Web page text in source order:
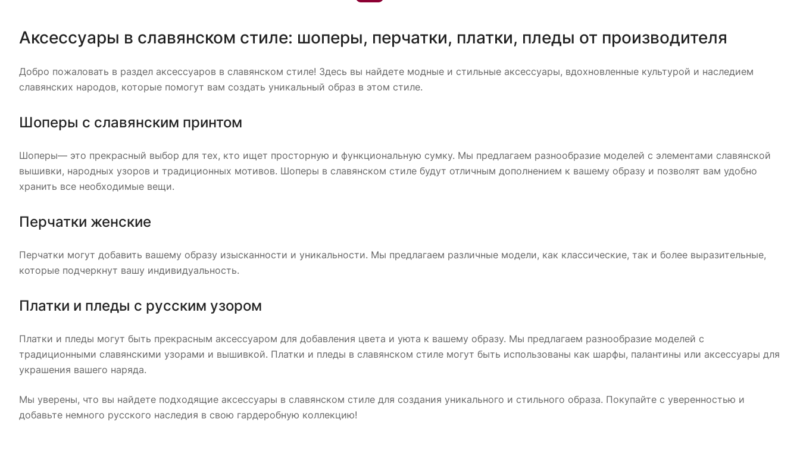
Аксессуары в славянском стиле: шоперы, перчатки, платки, пледы от производителя
Добро пожаловать в раздел аксессуаров в славянском стиле! Здесь вы найдете модные и стильные аксессуары, вдохновленные культурой и наследием
славянских народов, которые помогут вам создать уникальный образ в этом стиле.
Шоперы с славянским принтом
Шоперы— это прекрасный выбор для тех, кто ищет просторную и функциональную сумку. Мы предлагаем разнообразие моделей с элементами славянской
вышивки, народных узоров и традиционных мотивов. Шоперы в славянском стиле будут отличным дополнением к вашему образу и позволят вам удобно
хранить все необходимые вещи.
Перчатки женские
Перчатки могут добавить вашему образу изысканности и уникальности. Мы предлагаем различные модели, как классические, так и более выразительные,
которые подчеркнут вашу индивидуальность.
Платки и пледы с русским узором
Платки и пледы могут быть прекрасным аксессуаром для добавления цвета и уюта к вашему образу. Мы предлагаем разнообразие моделей с
традиционными славянскими узорами и вышивкой. Платки и пледы в славянском стиле могут быть использованы как шарфы, палантины или аксессуары для
украшения вашего наряда.
Мы уверены, что вы найдете подходящие аксессуары в славянском стиле для создания уникального и стильного образа. Покупайте с уверенностью и
добавьте немного русского наследия в свою гардеробную коллекцию!